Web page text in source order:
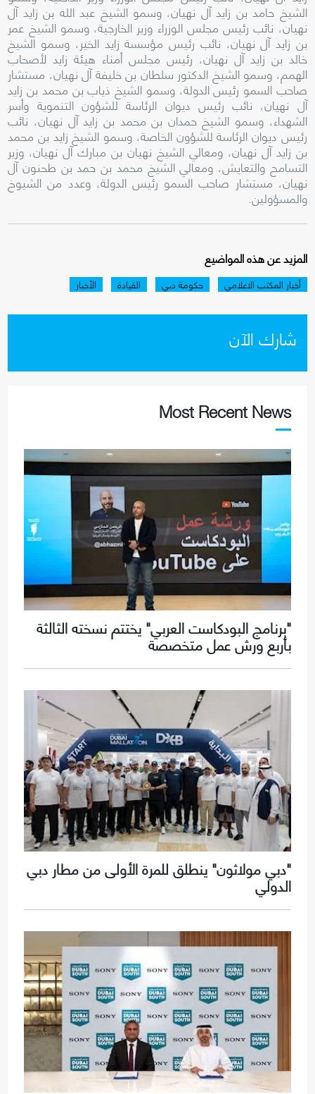
الشيخ حامد بن زايد آل نهيان، وسمو الشيخ عبد الله بن زايد آل
نهيان، نائب رئيس مجلس الوزراء وزير الخارجية، وسمو الشيخ عمر
بن زايد آل نهيان، نائب رئيس مؤسسة زايد الخير، وسمو الشيخ
خالد بن زايد آل نهيان، رئيس مجلس أمناء هيئة زايد لأصحاب
الهمم، وسمو الشيخ الدكتور سلطان بن خليفة آل نهيان، مستشار
صاحب السمو رئيس الدولة، وسمو الشيخ ذياب بن محمد بن زايد
آل نهيان، نائب رئيس ديوان الرئاسة للشؤون التنموية وأسر
الشهداء، وسمو الشيخ حمدان بن محمد بن زايد آل نهيان، نائب
رئيس ديوان الرئاسة للشؤون الخاصة، وسمو الشيخ زايد بن محمد
بن زايد آل نهيان، ومعالي الشيخ نهيان بن مبارك آل نهيان، وزير
التسامح والتعايش، ومعالي الشيخ محمد بن حمد بن طحنون آل
نهيان، مستشار صاحب السمو رئيس الدولة، وعدد من الشيوخ
والمسؤولين.
المزيد عن هذه المواضيع
أخبار المكتب الاعلامي حكومة دبي القيادة الأخبار
شارك الآن
Most Recent News
"برنامج البودكاست العربي" يختتم نسخته الثالثة
بأربع ورش عمل متخصصة
"دبي مولاثون" ينطلق للمرة الأولى من مطار دبي
الدولي